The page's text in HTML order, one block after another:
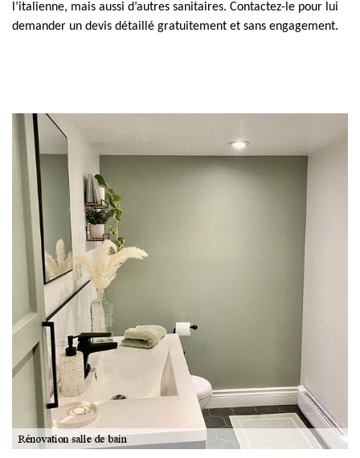
l’italienne, mais aussi d’autres sanitaires. Contactez-le pour lui
demander un devis détaillé gratuitement et sans engagement.